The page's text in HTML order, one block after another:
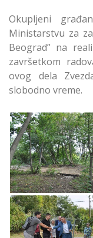
Okupljeni
Ministarstvu za
Beograd” na
završetkom
ovog dela
slobodno vreme.
Počelo
dečjeg
Blagajskoj
Uređenje